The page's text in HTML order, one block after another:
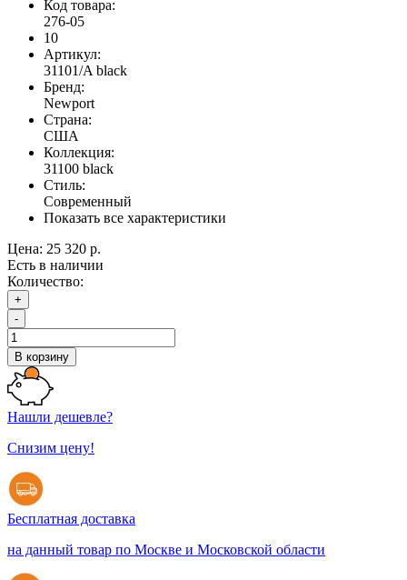
Код товара:
276-05
10
Артикул:
31101/A black
Бренд:
Newport
Страна:
США
Коллекция:
31100 black
Стиль:
Современный
Показать все характеристики
Цена: 25 320 р.
Есть в наличии
Количество:
+
-
В корзину
Нашли дешевле?
Снизим цену!
Бесплатная доставка
на данный товар по Москве и Московской области